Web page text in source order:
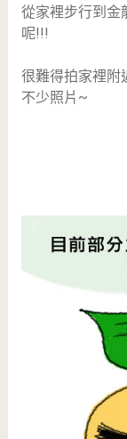
從家裡步行到金
呢!!!
很難得拍家裡附
不少照片~